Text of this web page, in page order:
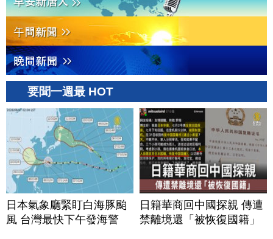
要聞一週最 HOT
日本氣象廳緊盯白海豚颱
風 台灣最快下午發海警
日籍華商回中國探親 傳遭
禁離境還「被恢復國籍」